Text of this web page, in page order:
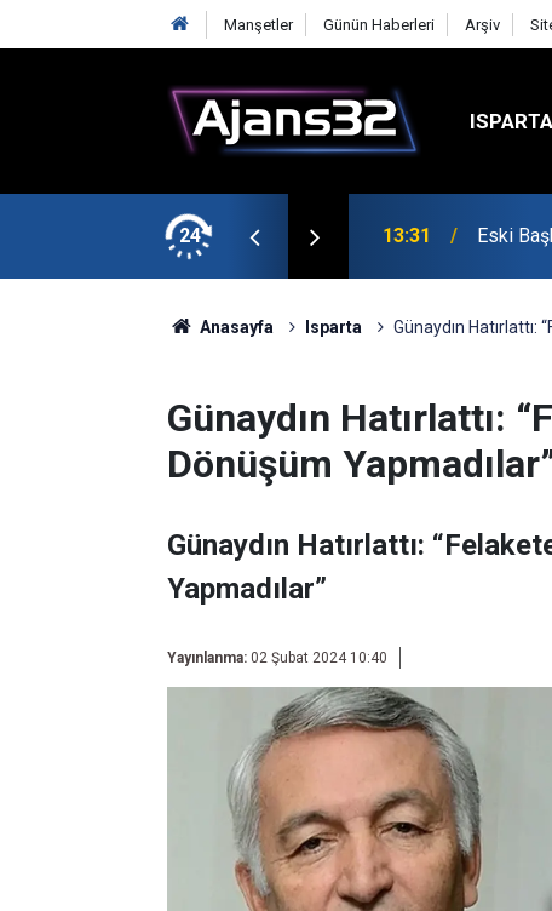
Manşetler Günün Haberleri Arşiv
ISPARTA
24 13:31 Eski
Anasayfa Isparta Günaydın
Günaydın Hatırlattı:
Dönüşüm
Günaydın Hatırlattı:
Yapmadılar”
Yayınlanma: 02 Şubat 2024 10:40